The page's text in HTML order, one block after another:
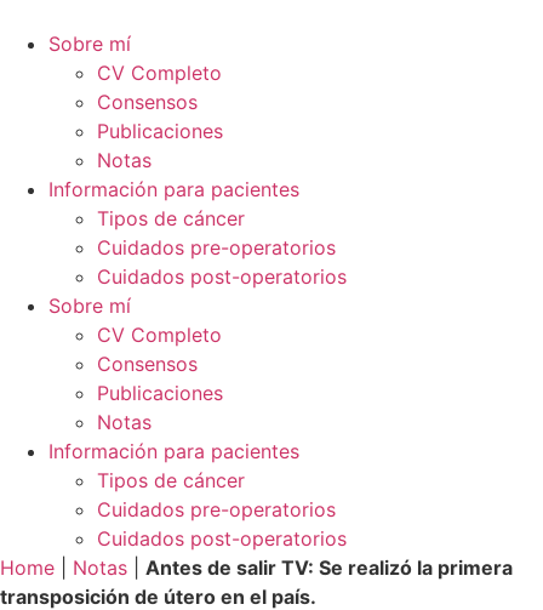
contenido
Sobre mí
CV Completo
Consensos
Publicaciones
Notas
Información para pacientes
Tipos de cáncer
Cuidados pre-operatorios
Cuidados post-operatorios
Sobre mí
CV Completo
Consensos
Publicaciones
Notas
Información para pacientes
Tipos de cáncer
Cuidados pre-operatorios
Cuidados post-operatorios
Home
Notas
Antes de salir TV: Se realizó la primera
transposición de útero en el país.